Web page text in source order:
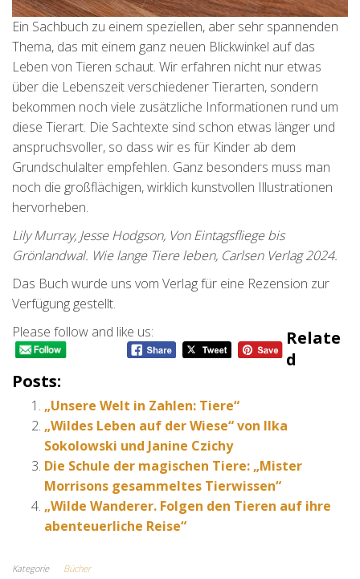
Ein Sachbuch zu einem speziellen, aber sehr spannenden
Thema, das mit einem ganz neuen Blickwinkel auf das
Leben von Tieren schaut. Wir erfahren nicht nur etwas
über die Lebenszeit verschiedener Tierarten, sondern
bekommen noch viele zusätzliche Informationen rund um
diese Tierart. Die Sachtexte sind schon etwas länger und
anspruchsvoller, so dass wir es für Kinder ab dem
Grundschulalter empfehlen. Ganz besonders muss man
noch die großflächigen, wirklich kunstvollen Illustrationen
hervorheben.
Lily Murray, Jesse Hodgson, Von Eintagsfliege bis
Grönlandwal. Wie lange Tiere leben, Carlsen Verlag 2024.
Das Buch wurde uns vom Verlag für eine Rezension zur
Verfügung gestellt.
Please follow and like us:
Relate
D
Posts:
„Unsere Welt in Zahlen: Tiere“
„Wildes Leben auf der Wiese“ von Ilka
Sokolowski und Janine Czichy
Die Schule der magischen Tiere: „Mister
Morrisons gesammeltes Tierwissen“
„Wilde Wanderer. Folgen den Tieren auf ihre
abenteuerliche Reise“
Kategorie Bücher